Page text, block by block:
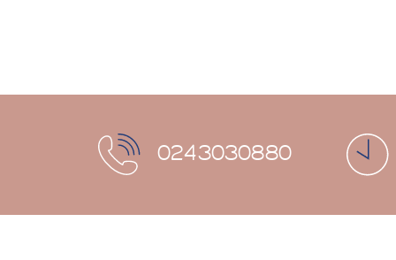
0243030880